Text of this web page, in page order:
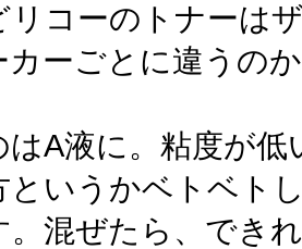
リコーのトナーは
カーごとに違うの
はA液に。粘度が
というかベトベト
。混ぜたら、でき